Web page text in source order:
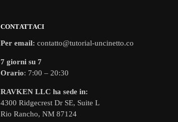
CONTATTACI
Per email: contatto@tutorial-uncinetto.co
7 giorni su 7
Orario: 7:00 – 20:30
RAVKEN LLC ha sede in:
4300 Ridgecrest Dr SE, Suite L
Rio Rancho, NM 87124